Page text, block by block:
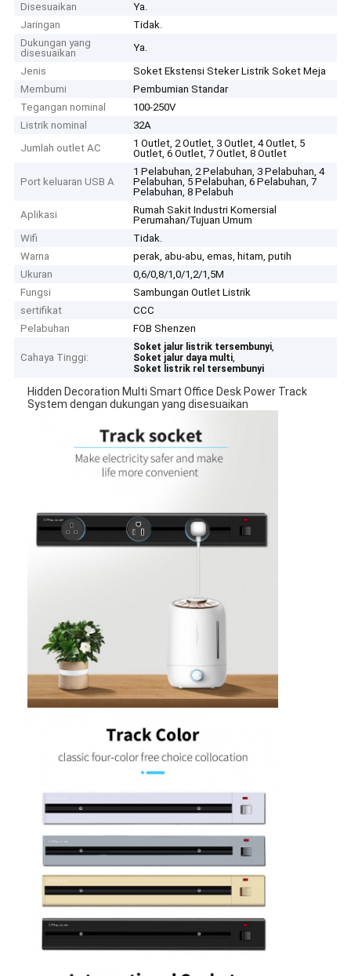
Disesuaikan
Ya.
Jaringan
Tidak.
Dukungan yang
disesuaikan
Ya.
Jenis
Soket Ekstensi Steker Listrik Soket Meja
Membumi
Pembumian Standar
Tegangan nominal
100-250V
Listrik nominal
32A
Jumlah outlet AC
1 Outlet, 2 Outlet, 3 Outlet, 4 Outlet, 5
Outlet, 6 Outlet, 7 Outlet, 8 Outlet
Port keluaran USB A
1 Pelabuhan, 2 Pelabuhan, 3 Pelabuhan, 4
Pelabuhan, 5 Pelabuhan, 6 Pelabuhan, 7
Pelabuhan, 8 Pelabuh
Aplikasi
Rumah Sakit Industri Komersial
Perumahan/Tujuan Umum
Wifi
Tidak.
Warna
perak, abu-abu, emas, hitam, putih
Ukuran
0,6/0,8/1,0/1,2/1,5M
Fungsi
Sambungan Outlet Listrik
sertifikat
CCC
Pelabuhan
FOB Shenzen
Cahaya Tinggi:
Soket jalur listrik tersembunyi,
Soket jalur daya multi,
Soket listrik rel tersembunyi
Hidden Decoration Multi Smart Office Desk Power Track
System dengan dukungan yang disesuaikan